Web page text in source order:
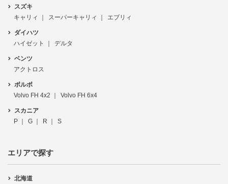
スズキ
キャリィ
スーパーキャリィ エブリィ
ダイハツ
ハイゼット
デルタ
ベンツ
アクトロス
ボルボ
Volvo FH 4x2
Volvo FH 6x4
スカニア
P
G R S
エリアで探す
北海道